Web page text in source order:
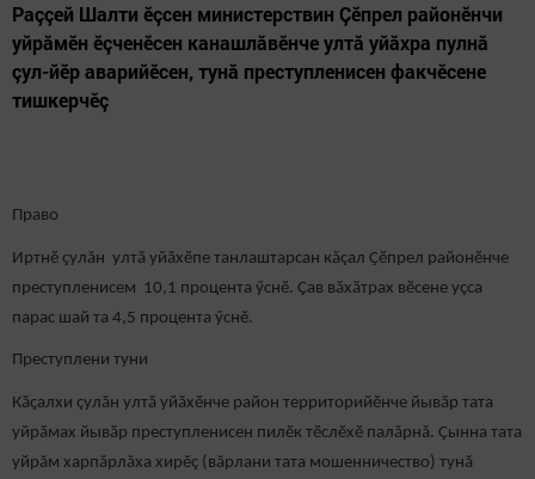
Раççей Шалти ӗçсен министерствин Çӗпрел районӗнчи
уйрăмӗн ӗçченӗсен канашлăвӗнче ултă уйăхра пулнă
çул-йӗр аварийӗсен, тунă преступленисен факчӗсене
тишкерчӗç
Право
Иртнӗ çулăн ултӑ уйӑхӗпе танлаштарсан кăçал Ҫӗпрел районӗнче
преступленисем 10,1 процента ӳснӗ. Ҫав вӑхӑтрах вӗсене уçса
парас шай та 4,5 процента ӳснӗ.
Преступлени туни
Кӑҫалхи çулăн ултӑ уйӑхӗнче район территорийӗнче йывӑр тата
уйрӑмах йывӑр преступленисен пилӗк тӗслӗхӗ палăрнă. Çынна тата
уйрăм харпăрлăха хирӗç (вăрлани тата мошенничество) тунӑ